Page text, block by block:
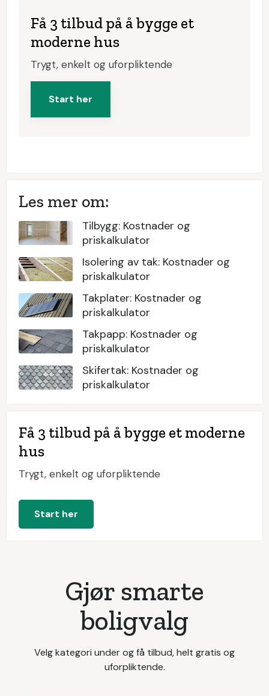
Få 3 tilbud på å bygge et
moderne hus
Trygt, enkelt og uforpliktende
Start her
Les mer om:
Tilbygg: Kostnader og
priskalkulator
Isolering av tak: Kostnader og
priskalkulator
Takplater: Kostnader og
priskalkulator
Takpapp: Kostnader og
priskalkulator
Skifertak: Kostnader og
priskalkulator
Få 3 tilbud på å bygge et moderne
hus
Trygt, enkelt og uforpliktende
Start her
Gjør smarte
boligvalg
Velg kategori under og få tilbud, helt gratis og
uforpliktende.